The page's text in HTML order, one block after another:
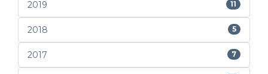
2019 11
2018 5
2017 7